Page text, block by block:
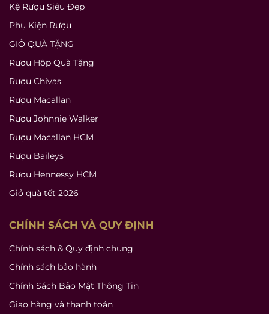
Kệ Rượu Siêu Đẹp
Phụ Kiện Rượu
GIỎ QUÀ TẶNG
Rượu Hộp Quà Tặng
Rượu Chivas
Rượu Macallan
Rượu Johnnie Walker
Rượu Macallan HCM
Rượu Baileys
Rượu Hennessy HCM
Giỏ quà tết 2026
CHÍNH SÁCH VÀ QUY ĐỊNH
Chính sách & Quy định chung
Chính sách bảo hành
Chính Sách Bảo Mật Thông Tin
Giao hàng và thanh toán